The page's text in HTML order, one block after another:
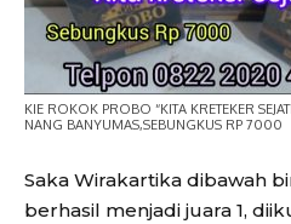
KIE ROKOK PROBO “KITA KRETEKER
NANG BANYUMAS,SEBUNGKUS RP 7000
Saka Wirakartika dibawah
berhasil menjadi juara 1,